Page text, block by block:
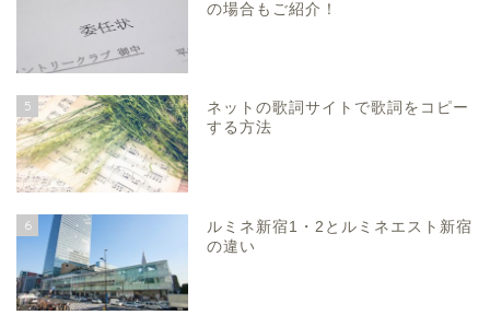
の場合もご紹介！
5
ネットの歌詞サイトで歌詞をコピー
する方法
6
ルミネ新宿1・2とルミネエスト新宿
の違い